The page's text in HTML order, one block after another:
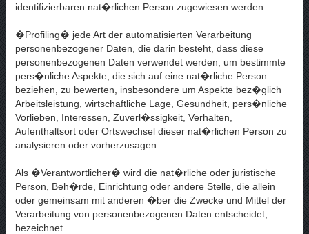
identifizierbaren nat�rlichen Person zugewiesen werden.
�Profiling� jede Art der automatisierten Verarbeitung
personenbezogener Daten, die darin besteht, dass diese
personenbezogenen Daten verwendet werden, um bestimmte
pers�nliche Aspekte, die sich auf eine nat�rliche Person
beziehen, zu bewerten, insbesondere um Aspekte bez�glich
Arbeitsleistung, wirtschaftliche Lage, Gesundheit, pers�nliche
Vorlieben, Interessen, Zuverl�ssigkeit, Verhalten,
Aufenthaltsort oder Ortswechsel dieser nat�rlichen Person zu
analysieren oder vorherzusagen.
Als �Verantwortlicher� wird die nat�rliche oder juristische
Person, Beh�rde, Einrichtung oder andere Stelle, die allein
oder gemeinsam mit anderen �ber die Zwecke und Mittel der
Verarbeitung von personenbezogenen Daten entscheidet,
bezeichnet.